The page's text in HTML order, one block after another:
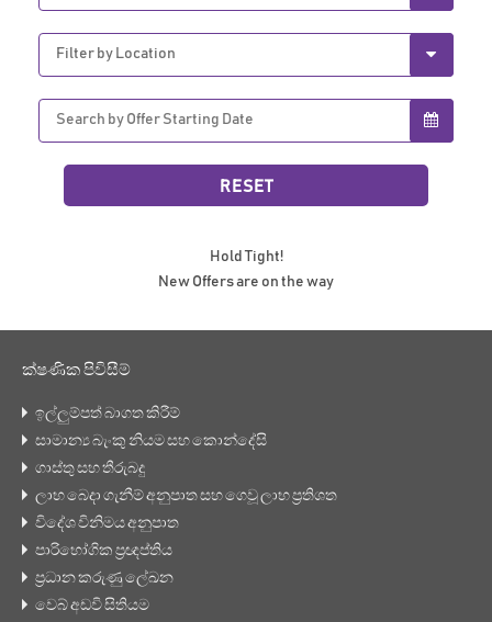
Hold Tight!
New Offers are on the way
ක්ෂණික පිවිසීම්
ඉල්ලුම්පත් බාගත කිරීම්
සාමාන්‍ය බැංකු නියම සහ කොන්දේසි
ගාස්තු සහ තීරුබදු
ලාභ බෙදා ගැනීම් අනුපාත සහ ගෙවූ ලාභ ප්‍රතිශත
විදේශ විනිමය අනුපාත
පාරිභෝගික ප්‍රඥප්තිය
ප්‍රධාන කරුණු ලේඛන
වෙබ් අඩවි සිතියම